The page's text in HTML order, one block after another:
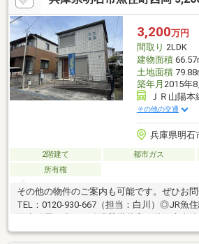
3,200万円
間取り 2LDK
建物面積
土地面積
築年月 2015年
ＪＲ山陽
その他の交通
兵庫県明石
2階建て 都市ガス
所有権
その他の物件のご案内も可能です。ぜひお問
TEL：0120-930-667（担当：白川）◎JR魚
テム◎駐車スペース有（車種による）■住宅